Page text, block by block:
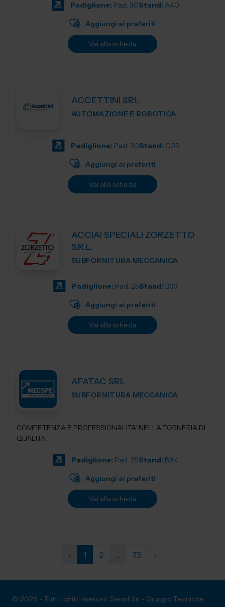
Padiglione: Pad. 30Stand: A40
Aggiungi ai preferiti
Vai alla scheda
ACCETTINI SRL
AUTOMAZIONE E ROBOTICA
Padiglione: Pad. 30Stand: C05
Aggiungi ai preferiti
Vai alla scheda
ACCIAI SPECIALI ZORZETTO
S.R.L.
SUBFORNITURA MECCANICA
Padiglione: Pad. 25Stand: B33
Aggiungi ai preferiti
Vai alla scheda
AFATAC SRL
SUBFORNITURA MECCANICA
COMPETENZA E PROFESSIONALITA’ NELLA TORNERIA DI
QUALITA’
Padiglione: Pad. 25Stand: B84
Aggiungi ai preferiti
Vai alla scheda
‹ 1 2 ... 75 ›
© 2026 - Tutti i diritti riservati. Senaf Srl - Gruppo Tecniche